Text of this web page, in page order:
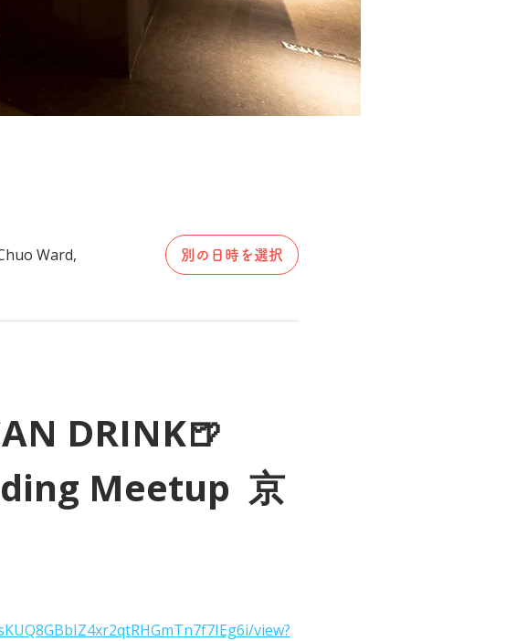
Ward,
別の日時を選択
DRINK🍺
Meetup  京
view?